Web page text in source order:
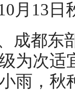
月13
成都东
为次适
雨，秋